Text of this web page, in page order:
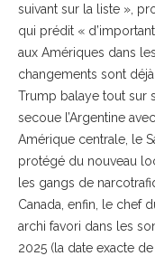
suivant sur la liste »,
qui prédit «
aux Amériques dans
changements sont
Trump balaye tout sur
secoue l’Argentine
Amérique centrale, le
protégé du nouveau
les gangs de
Canada, enfin, le chef
archi favori dans les
2025 (la date exacte